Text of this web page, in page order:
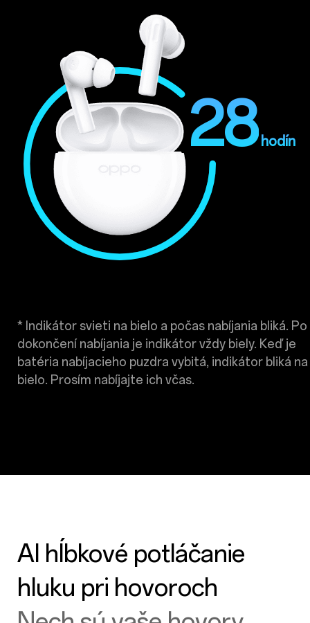
* Indikátor svieti na bielo a počas nabíjania bliká. Po
dokončení nabíjania je indikátor vždy biely. Keď je
batéria nabíjacieho puzdra vybitá, indikátor bliká na
bielo. Prosím nabíjajte ich včas.
28hodín
AI hĺbkové potláčanie
hluku pri hovoroch